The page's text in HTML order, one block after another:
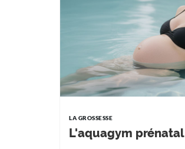
LA GROSSESSE
L'aquagym prénatal